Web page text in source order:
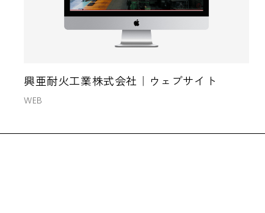
興亜耐火工業株式会社｜ウェブサイト
WEB